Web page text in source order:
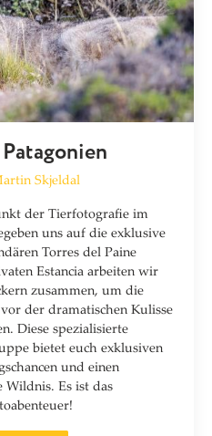
Skjeldal
der Tierfotografie im
uns auf die exklusive
Torres del Paine
Estancia arbeiten wir
zusammen, um die
der dramatischen Kulisse
Diese spezialisierte
bietet euch exklusiven
und einen
Wildnis. Es ist das